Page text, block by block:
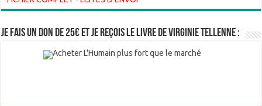
Je fais un don de 25€ et je reçois le livre de Virginie Tellenne :